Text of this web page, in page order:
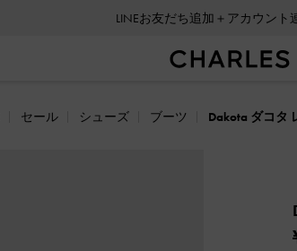
LINEお友だち追加＋アカウント
セール シューズ ブーツ Dakota ダコタ